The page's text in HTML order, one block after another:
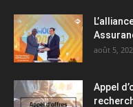
août 5,
Appel